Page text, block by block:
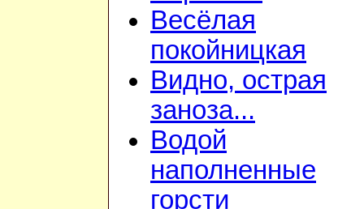
Весёлая
покойницкая
Видно, острая
заноза...
Водой
наполненные
горсти